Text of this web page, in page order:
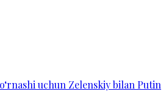
uchun Zelenskiy bilan Putin